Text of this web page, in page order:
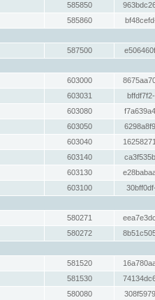
585850
585860
587500
603000
603031
603080
603050
603040
603140
603130
603100
580271
580272
581520
581530
580080